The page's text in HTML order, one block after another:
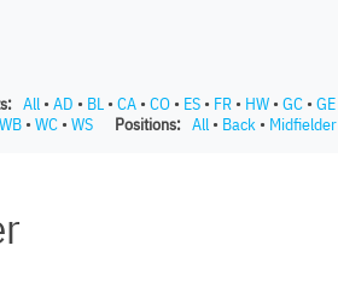
All • AD • BL • CA • CO • ES • FR • HW • GC • GE
WB • WC • WS Positions: All • Back • Midfielder